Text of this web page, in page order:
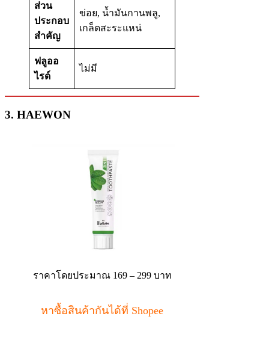
ส่วน
ประกอบ
สำคัญ
ข่อย, น้ำมันกานพลู,
เกล็ดสะระแหน่
ฟลูออ
ไรด์
ไม่มี
3. HAEWON
ราคาโดยประมาณ 169 – 299 บาท
หาซื้อสินค้ากันได้ที่ Shopee